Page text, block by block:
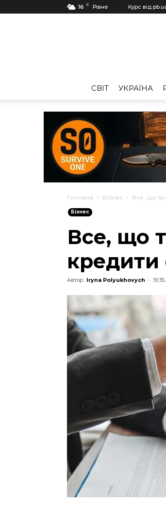
16 C Рівне Курс від
CВІТ УКРАЇНА
Головна Бізнес Все, що
Бізнес
Все, що
Автор: Iryna Polyukhovych -